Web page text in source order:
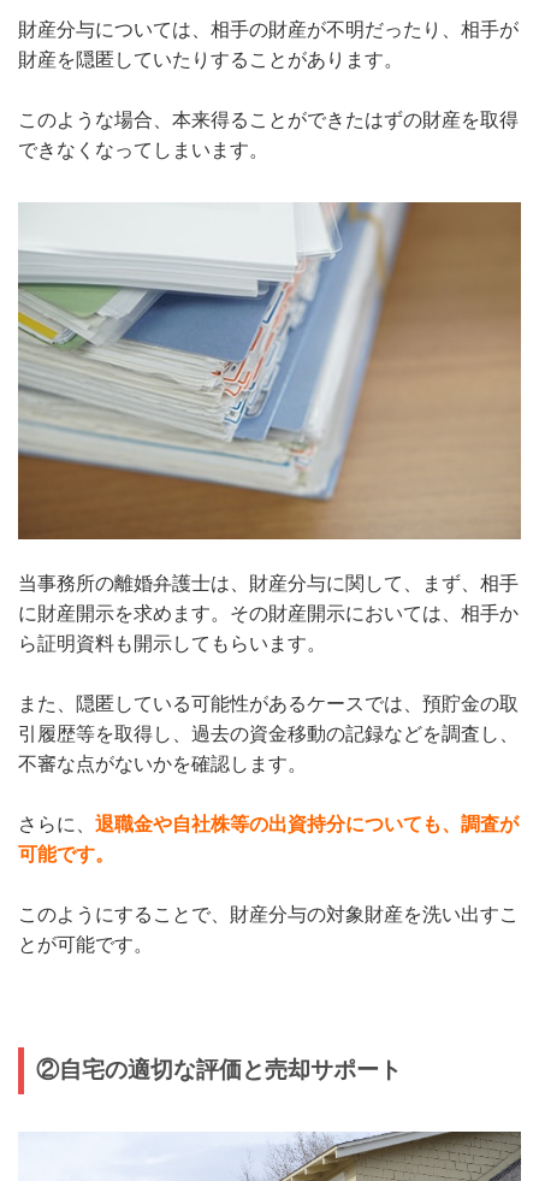
財産分与については、相手の財産が不明だったり、相手が
財産を隠匿していたりすることがあります。
このような場合、本来得ることができたはずの財産を取得
できなくなってしまいます。
当事務所の離婚弁護士は、財産分与に関して、まず、相手
に財産開示を求めます。その財産開示においては、相手か
ら証明資料も開示してもらいます。
また、隠匿している可能性があるケースでは、預貯金の取
引履歴等を取得し、過去の資金移動の記録などを調査し、
不審な点がないかを確認します。
さらに、 退職金や自社株等の出資持分についても、調査が
可能です。
このようにすることで、財産分与の対象財産を洗い出すこ
とが可能です。
②自宅の適切な評価と売却サポート